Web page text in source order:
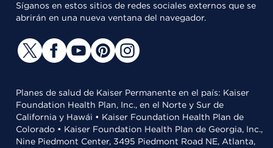
Síganos en estos sitios de redes sociales externos que se
abrirán en una nueva ventana del navegador.
Planes de salud de Kaiser Permanente en el país: Kaiser
Foundation Health Plan, Inc., en el Norte y Sur de
California y Hawái • Kaiser Foundation Health Plan de
Colorado • Kaiser Foundation Health Plan de Georgia, Inc.,
Nine Piedmont Center, 3495 Piedmont Road NE, Atlanta,